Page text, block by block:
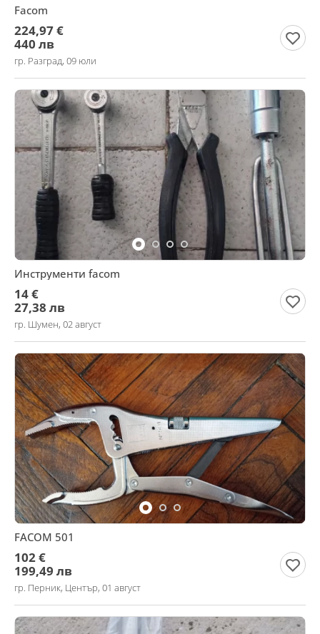
Facom
224,97 €
440 лв
гр. Разград, 09 юли
Инструменти facom
14 €
27,38 лв
гр. Шумен, 02 август
FACOM 501
102 €
199,49 лв
гр. Перник, Център, 01 август